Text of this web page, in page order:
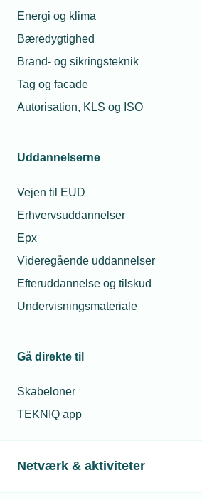
Energi og klima
Bæredygtighed
Brand- og sikringsteknik
Tag og facade
Autorisation, KLS og ISO
Uddannelserne
Vejen til EUD
Erhvervsuddannelser
Epx
Videregående uddannelser
Efteruddannelse og tilskud
Undervisningsmateriale
Gå direkte til
Skabeloner
TEKNIQ app
Netværk & aktiviteter